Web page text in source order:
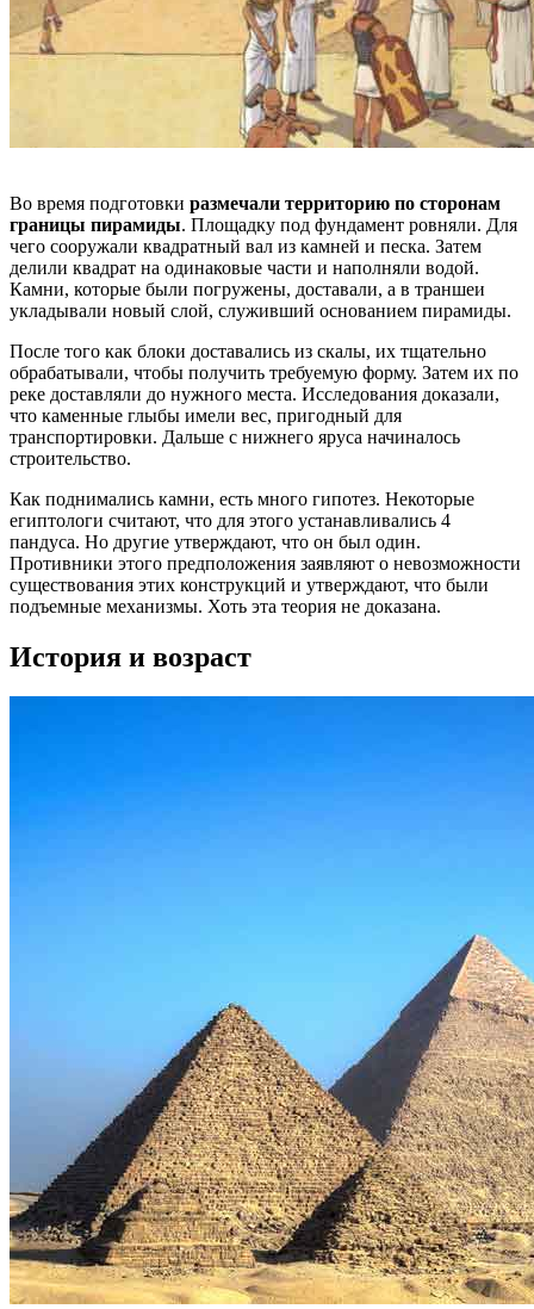
Во время подготовки размечали территорию по сторонам
границы пирамиды. Площадку под фундамент ровняли. Для
чего сооружали квадратный вал из камней и песка. Затем
делили квадрат на одинаковые части и наполняли водой.
Камни, которые были погружены, доставали, а в траншеи
укладывали новый слой, служивший основанием пирамиды.
После того как блоки доставались из скалы, их тщательно
обрабатывали, чтобы получить требуемую форму. Затем их по
реке доставляли до нужного места. Исследования доказали,
что каменные глыбы имели вес, пригодный для
транспортировки. Дальше с нижнего яруса начиналось
строительство.
Как поднимались камни, есть много гипотез. Некоторые
египтологи считают, что для этого устанавливались 4
пандуса. Но другие утверждают, что он был один.
Противники этого предположения заявляют о невозможности
существования этих конструкций и утверждают, что были
подъемные механизмы. Хоть эта теория не доказана.
История и возраст